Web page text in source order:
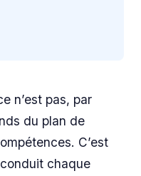
n’est pas, par
du plan de
C’est
chaque